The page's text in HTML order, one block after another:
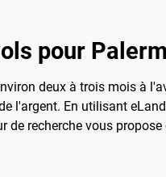
pour
deux à trois mois à
l'argent. En utilisant
recherche vous